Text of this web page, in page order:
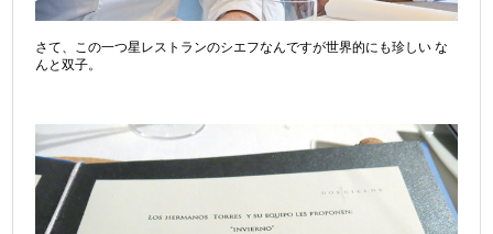
さて、この一つ星レストランのシエフなんですが世界的にも珍しい な
んと双子。